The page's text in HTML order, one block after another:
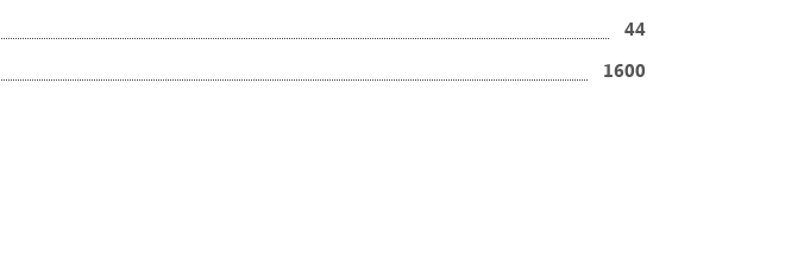
44
1600